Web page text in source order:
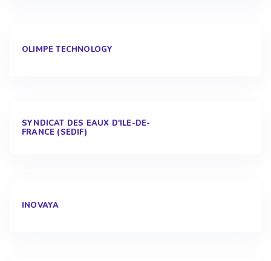
OLIMPE TECHNOLOGY
SYNDICAT DES EAUX D'ILE-DE-
FRANCE (SEDIF)
INOVAYA